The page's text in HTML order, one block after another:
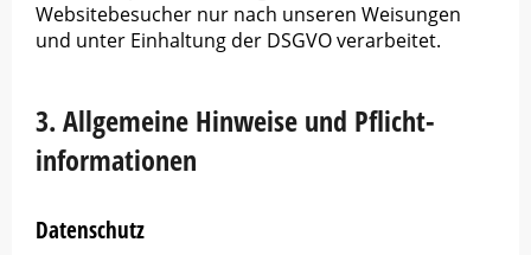
Websitebesucher nur nach unseren Weisungen
und unter Einhaltung der DSGVO verarbeitet.
3. Allgemeine Hinweise und Pflicht­
informationen
Datenschutz